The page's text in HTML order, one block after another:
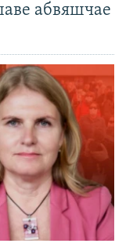
абвяшчае